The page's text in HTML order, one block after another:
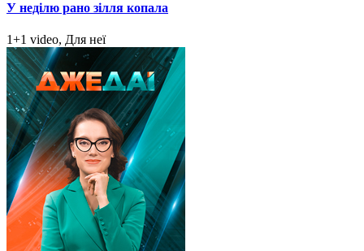
У неділю рано зілля копала
1+1 video, Для неї